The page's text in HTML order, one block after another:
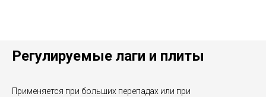
Регулируемые лаги и плиты
Применяется при больших перепадах или при